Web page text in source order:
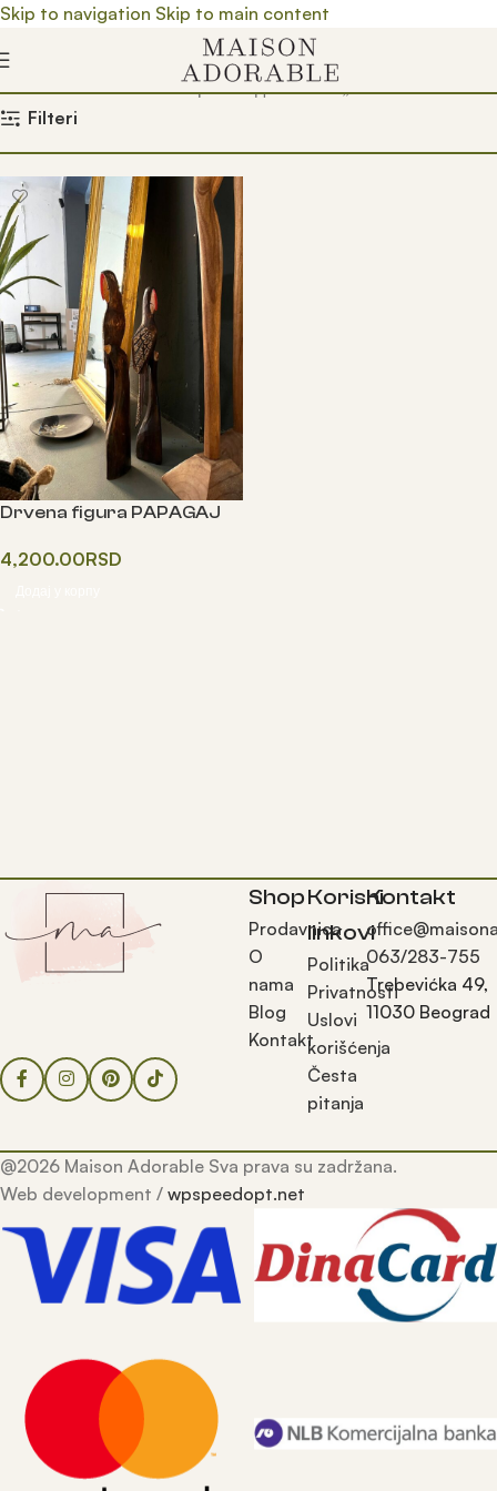
Skip to navigation Skip to main content
Почетна/ Prodavnica/ Производ oзначен „bali drvo“
Filteri
Drvena figura PAPAGAJ
4,200.00RSD
Shop
Prodavnica
O
nama
Blog
Kontakt
Korisni
linkovi
Politika
Privatnosti
Uslovi
korišćenja
Česta
pitanja
Kontakt
063/283-755
Trebevićka 49,
11030 Beograd
@2026 Maison Adorable Sva prava su zadržana.
Web development / wpspeedopt.net